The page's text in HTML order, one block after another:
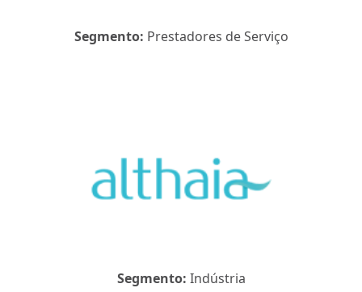
Segmento: Prestadores de Serviço
Segmento: Indústria